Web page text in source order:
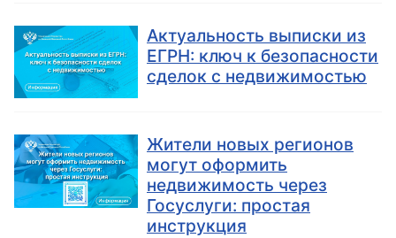
Актуальность выписки из
ЕГРН: ключ к безопасности
сделок с недвижимостью
Жители новых регионов
могут оформить
недвижимость через
Госуслуги: простая
инструкция